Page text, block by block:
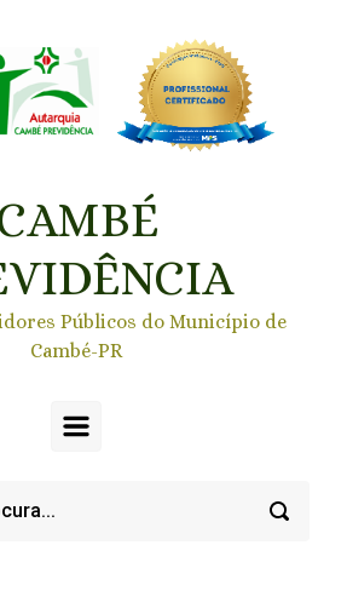
Públicos do Município de
Cambé-PR